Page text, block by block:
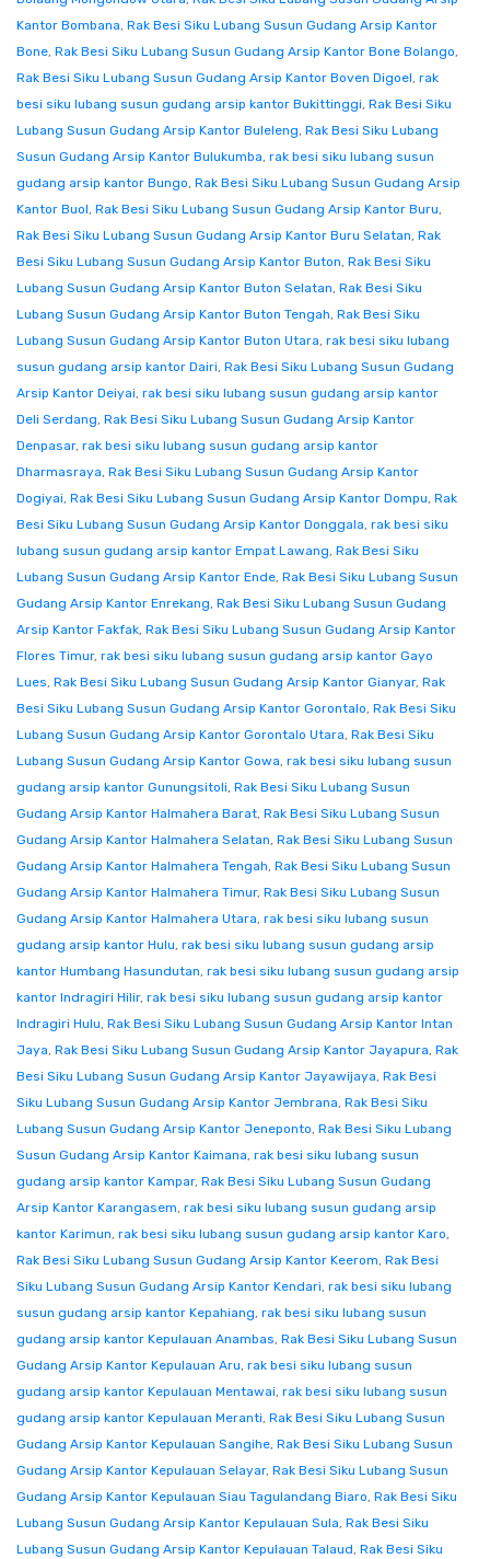
Kantor Bombana, Rak Besi Siku Lubang Susun Gudang Arsip Kantor
Bone, Rak Besi Siku Lubang Susun Gudang Arsip Kantor Bone Bolango,
Rak Besi Siku Lubang Susun Gudang Arsip Kantor Boven Digoel, rak
besi siku lubang susun gudang arsip kantor Bukittinggi, Rak Besi Siku
Lubang Susun Gudang Arsip Kantor Buleleng, Rak Besi Siku Lubang
Susun Gudang Arsip Kantor Bulukumba, rak besi siku lubang susun
gudang arsip kantor Bungo, Rak Besi Siku Lubang Susun Gudang Arsip
Kantor Buol, Rak Besi Siku Lubang Susun Gudang Arsip Kantor Buru,
Rak Besi Siku Lubang Susun Gudang Arsip Kantor Buru Selatan, Rak
Besi Siku Lubang Susun Gudang Arsip Kantor Buton, Rak Besi Siku
Lubang Susun Gudang Arsip Kantor Buton Selatan, Rak Besi Siku
Lubang Susun Gudang Arsip Kantor Buton Tengah, Rak Besi Siku
Lubang Susun Gudang Arsip Kantor Buton Utara, rak besi siku lubang
susun gudang arsip kantor Dairi, Rak Besi Siku Lubang Susun Gudang
Arsip Kantor Deiyai, rak besi siku lubang susun gudang arsip kantor
Deli Serdang, Rak Besi Siku Lubang Susun Gudang Arsip Kantor
Denpasar, rak besi siku lubang susun gudang arsip kantor
Dharmasraya, Rak Besi Siku Lubang Susun Gudang Arsip Kantor
Dogiyai, Rak Besi Siku Lubang Susun Gudang Arsip Kantor Dompu, Rak
Besi Siku Lubang Susun Gudang Arsip Kantor Donggala, rak besi siku
lubang susun gudang arsip kantor Empat Lawang, Rak Besi Siku
Lubang Susun Gudang Arsip Kantor Ende, Rak Besi Siku Lubang Susun
Gudang Arsip Kantor Enrekang, Rak Besi Siku Lubang Susun Gudang
Arsip Kantor Fakfak, Rak Besi Siku Lubang Susun Gudang Arsip Kantor
Flores Timur, rak besi siku lubang susun gudang arsip kantor Gayo
Lues, Rak Besi Siku Lubang Susun Gudang Arsip Kantor Gianyar, Rak
Besi Siku Lubang Susun Gudang Arsip Kantor Gorontalo, Rak Besi Siku
Lubang Susun Gudang Arsip Kantor Gorontalo Utara, Rak Besi Siku
Lubang Susun Gudang Arsip Kantor Gowa, rak besi siku lubang susun
gudang arsip kantor Gunungsitoli, Rak Besi Siku Lubang Susun
Gudang Arsip Kantor Halmahera Barat, Rak Besi Siku Lubang Susun
Gudang Arsip Kantor Halmahera Selatan, Rak Besi Siku Lubang Susun
Gudang Arsip Kantor Halmahera Tengah, Rak Besi Siku Lubang Susun
Gudang Arsip Kantor Halmahera Timur, Rak Besi Siku Lubang Susun
Gudang Arsip Kantor Halmahera Utara, rak besi siku lubang susun
gudang arsip kantor Hulu, rak besi siku lubang susun gudang arsip
kantor Humbang Hasundutan, rak besi siku lubang susun gudang arsip
kantor Indragiri Hilir, rak besi siku lubang susun gudang arsip kantor
Indragiri Hulu, Rak Besi Siku Lubang Susun Gudang Arsip Kantor Intan
Jaya, Rak Besi Siku Lubang Susun Gudang Arsip Kantor Jayapura, Rak
Besi Siku Lubang Susun Gudang Arsip Kantor Jayawijaya, Rak Besi
Siku Lubang Susun Gudang Arsip Kantor Jembrana, Rak Besi Siku
Lubang Susun Gudang Arsip Kantor Jeneponto, Rak Besi Siku Lubang
Susun Gudang Arsip Kantor Kaimana, rak besi siku lubang susun
gudang arsip kantor Kampar, Rak Besi Siku Lubang Susun Gudang
Arsip Kantor Karangasem, rak besi siku lubang susun gudang arsip
kantor Karimun, rak besi siku lubang susun gudang arsip kantor Karo,
Rak Besi Siku Lubang Susun Gudang Arsip Kantor Keerom, Rak Besi
Siku Lubang Susun Gudang Arsip Kantor Kendari, rak besi siku lubang
susun gudang arsip kantor Kepahiang, rak besi siku lubang susun
gudang arsip kantor Kepulauan Anambas, Rak Besi Siku Lubang Susun
Gudang Arsip Kantor Kepulauan Aru, rak besi siku lubang susun
gudang arsip kantor Kepulauan Mentawai, rak besi siku lubang susun
gudang arsip kantor Kepulauan Meranti, Rak Besi Siku Lubang Susun
Gudang Arsip Kantor Kepulauan Sangihe, Rak Besi Siku Lubang Susun
Gudang Arsip Kantor Kepulauan Selayar, Rak Besi Siku Lubang Susun
Gudang Arsip Kantor Kepulauan Siau Tagulandang Biaro, Rak Besi Siku
Lubang Susun Gudang Arsip Kantor Kepulauan Sula, Rak Besi Siku
Lubang Susun Gudang Arsip Kantor Kepulauan Talaud, Rak Besi Siku